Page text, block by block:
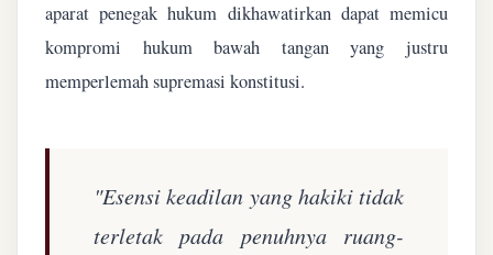
aparat penegak hukum dikhawatirkan dapat memicu
kompromi hukum bawah tangan yang justru
memperlemah supremasi konstitusi.
"Esensi keadilan yang hakiki tidak
terletak pada penuhnya ruang-